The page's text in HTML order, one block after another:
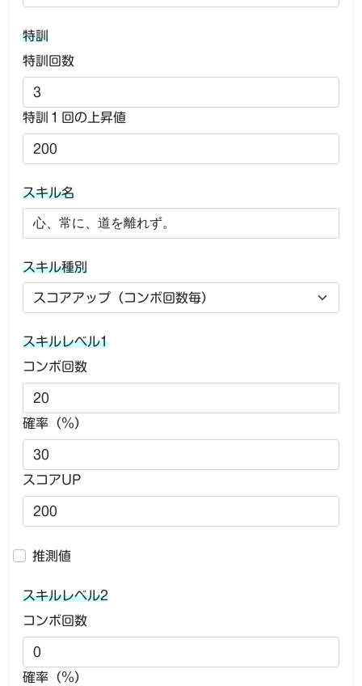
特訓
特訓回数
特訓１回の上昇値
スキル名
スキル種別
スキルレベル1
コンボ回数
確率（％）
スコアUP
推測値
スキルレベル2
コンボ回数
確率（％）